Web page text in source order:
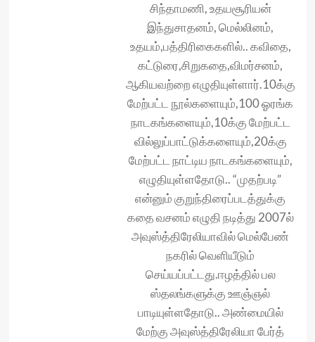
சிந்தாமணி, உதயசூரியன்
இந்துசாதனம், மெல்லினம்,
உதயம்,பத்திரிகைகளில்.. கவிதை,
கட்டுரை,சிறுகதை,விமர்சனம்,
ஆகியவற்றை எழுதியுள்ளார்.10க்கு
மேற்பட்ட நூல்களையும்,100 ஓரங்க
நாடகங்களையும்,10க்கு மேற்பட்ட
வில்லுப்பாட்டுக்களையும்,20க்கு
மேற்பட்ட நாட்டிய நாடகங்களையும்,
எழுதியுள்ளதோடு.. “முதற்படி”
என்னும் குறுந்திரைப்படத்துக்கு
கதை வசனம் எழுதி நடித்து 2007ல்
அவுஸ்த்திரேலியாவில் மெல்பேண்
நகரில் வெளியீடும்
செய்யப்பட்டது.ஈழத்தில் பல
ஸ்தலங்க‌ளுக்கு ஊஞ்ஞல்
பாடியுள்ளதோடு.. அண்மையில்
மேற்கு அவுஸ்த்திரேலியா பேர்த்